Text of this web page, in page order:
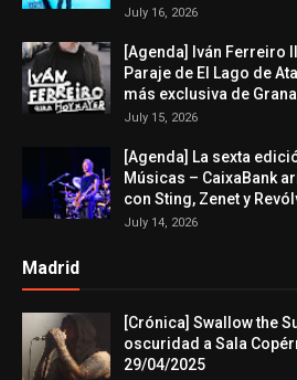
July 16, 2026
[Agenda] Iván Ferreiro
Paraje de El Lago de
más exclusiva de
July 15, 2026
[Agenda] La sexta
Músicas – CaixaBank
con Sting, Zenet y
July 14, 2026
Madrid
[Crónica] Swallow the
oscuridad a Sala
29/04/2025